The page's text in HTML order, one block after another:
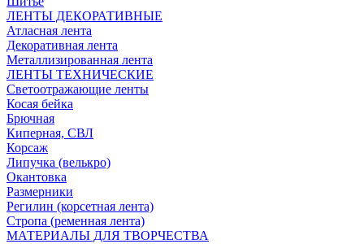
ЛЕНТЫ ДЕКОРАТИВНЫЕ
Атласная лента
Декоративная лента
Металлизированная лента
ЛЕНТЫ ТЕХНИЧЕСКИЕ
Светоотражающие ленты
Косая бейка
Брючная
Киперная, СВЛ
Корсаж
Липучка (велькро)
Окантовка
Размерники
Регилин (корсетная лента)
Стропа (ременная лента)
МАТЕРИАЛЫ ДЛЯ ТВОРЧЕСТВА